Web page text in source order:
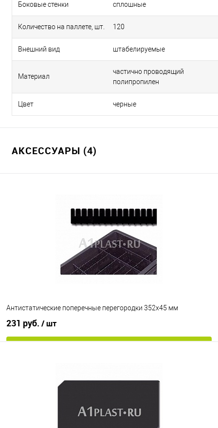
Боковые стенки сплошные
Количество на паллете, шт. 120
Внешний вид штабелируемые
Материал
частично проводящий
полипропилен
Цвет черные
АКСЕССУАРЫ (4)
Антистатические поперечные перегородки 352х45 мм
231 руб. / шт